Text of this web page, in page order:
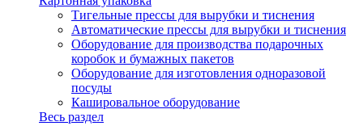
Тигельные прессы для вырубки и тиснения
Автоматические прессы для вырубки и тиснения
Оборудование для производства подарочных
коробок и бумажных пакетов
Оборудование для изготовления одноразовой
посуды
Кашировальное оборудование
Весь раздел